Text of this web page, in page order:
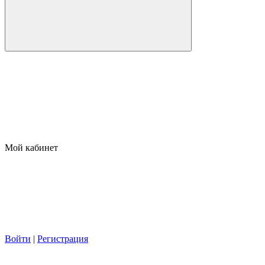
Мой кабинет
Войти | Регистрация